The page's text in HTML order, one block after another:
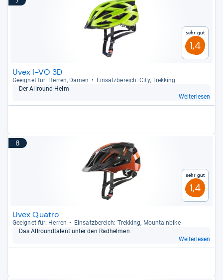
Sehr gut
1,4
Uvex I-VO 3D
Geeig­net für: Her­ren, Damen
Ein­satz­be­reich: City, Trek­king
Der All­round-​Helm
Weiterlesen
8
Sehr gut
1,4
Uvex Quatro
Geeig­net für: Her­ren
Ein­satz­be­reich: Trek­king, Moun­tain­bike
Das All­round­ta­lent unter den Rad­hel­men
Weiterlesen